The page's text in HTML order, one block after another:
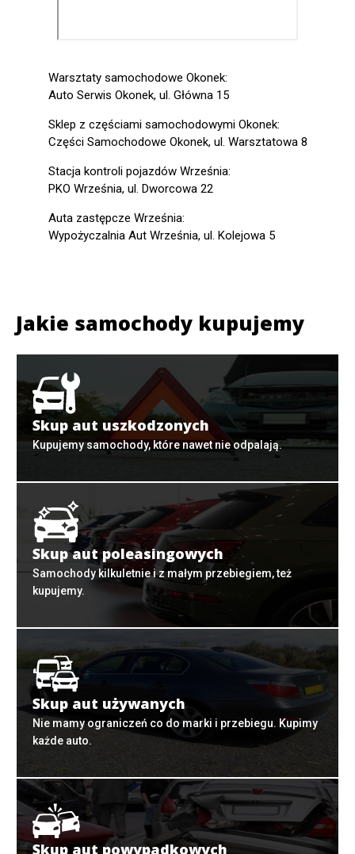
Warsztaty samochodowe Okonek:
Auto Serwis Okonek, ul. Główna 15
Sklep z częściami samochodowymi Okonek:
Części Samochodowe Okonek, ul. Warsztatowa 8
Stacja kontroli pojazdów Września:
PKO Września, ul. Dworcowa 22
Auta zastępcze Września:
Wypożyczalnia Aut Września, ul. Kolejowa 5
Jakie samochody kupujemy
Skup aut uszkodzonych
Kupujemy samochody, które nawet nie odpalają.
Skup aut poleasingowych
Samochody kilkuletnie i z małym przebiegiem, też
kupujemy.
Skup aut używanych
Nie mamy ograniczeń co do marki i przebiegu. Kupimy
każde auto.
Skup aut powypadkowych